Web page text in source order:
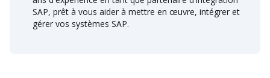
SAP, prêt à vous aider à mettre en œuvre, intégrer et
gérer vos systèmes SAP.